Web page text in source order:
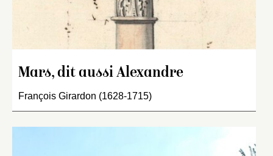
Mars, dit aussi Alexandre
François Girardon (1628-1715)